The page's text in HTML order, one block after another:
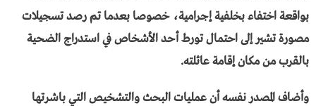
بواقعة اختفاء بخلفية إجرامية، خصوصا بعدما تم رصد تسجيلات
مصورة تشير إلى احتمال تورط أحد الأشخاص في استدراج الضحية
بالقرب من مكان إقامة عائلته.
وأضاف المصدر نفسه أن عمليات البحث والتشخيص التي باشرتها